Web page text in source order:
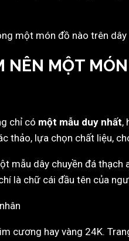
một món đồ nào trên
NÊN MỘT
chỉ có một mẫu duy nhất,
thảo, lựa chọn chất liệu,
mẫu dây chuyền đá
là chữ cái đầu tên của
cương hay vàng 24K.